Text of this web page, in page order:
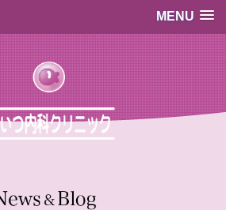
MENU